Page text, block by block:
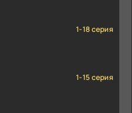
1-18 серия
1-15 серия